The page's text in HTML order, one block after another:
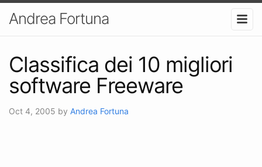
Andrea Fortuna
Classifica dei 10 migliori
software Freeware
Oct 4, 2005 by Andrea Fortuna